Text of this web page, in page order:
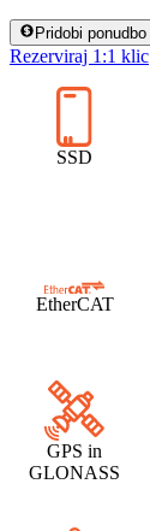
Pridobi ponudbo
Rezerviraj 1:1 klic
SSD
EtherCAT
GPS in
GLONASS